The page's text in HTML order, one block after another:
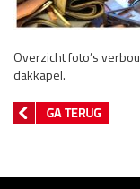
Overzicht foto’s
dakkapel.